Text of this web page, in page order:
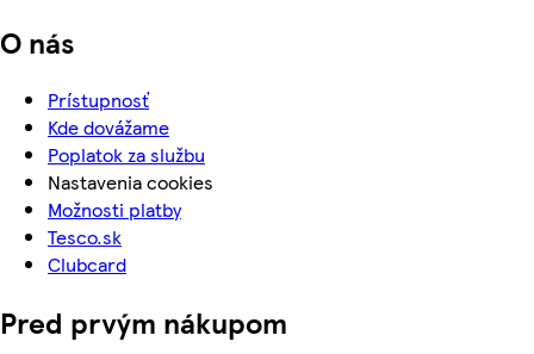
O nás
Prístupnosť
Kde dovážame
Poplatok za službu
Nastavenia cookies
Možnosti platby
Tesco.sk
Clubcard
Pred prvým nákupom